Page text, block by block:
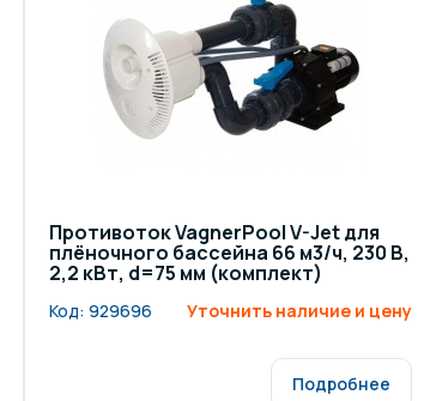
Измерение параметров воды
Строительные материалы
Противоток VagnerPool V-Jet для
плёночного бассейна 66 м3/ч, 230 В,
2,2 кВт, d=75 мм (комплект)
Код: 929696 Уточнить наличие и цену
Подробнее